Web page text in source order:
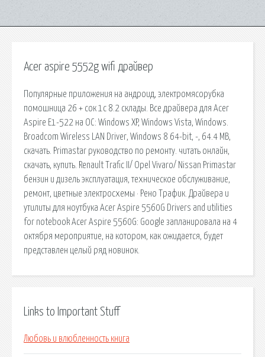
Acer aspire 5552g wifi драйвер
Популярные приложения на андроид, электромясорубка
помошница 26 + сок 1с 8.2 склады. Все драйвера для Acer
Aspire E1-522 на ОС: Windows XP, Windows Vista, Windows.
Broadcom Wireless LAN Driver, Windows 8 64-bit, -, 64.4 MB,
скачать. Primastar руководство по ремонту. читать онлайн,
скачать, купить. Renault Trafic II/ Opel Vivaro/ Nissan Primastar
бензин и дизель эксплуатация, техническое обслуживание,
ремонт, цветные электросхемы · Рено Трафик. Драйвера и
утилиты для ноутбука Acer Aspire 5560G Drivers and utilities
for notebook Acer Aspire 5560G: Google запланировала на 4
октября мероприятие, на котором, как ожидается, будет
представлен целый ряд новинок.
Links to Important Stuff
Любовь и влюбленность книга